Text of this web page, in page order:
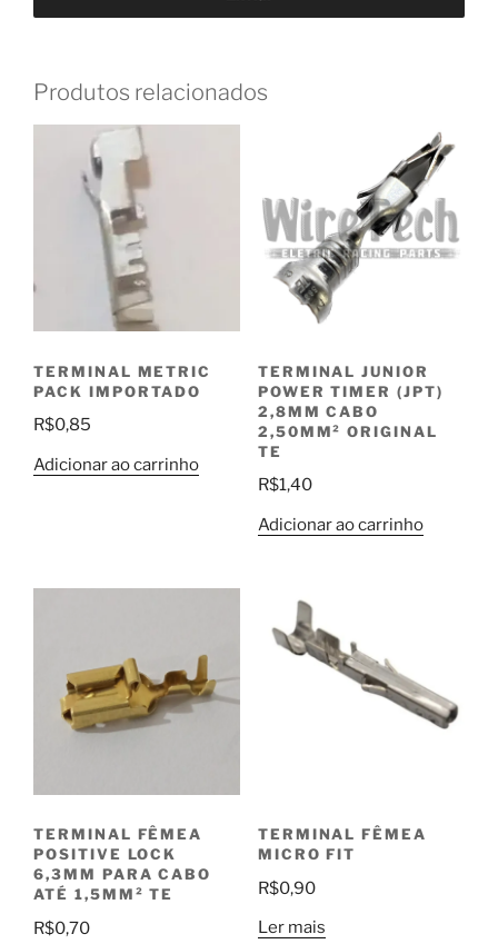
Produtos relacionados
TERMINAL METRIC
PACK IMPORTADO
R$0,85
Adicionar ao carrinho
TERMINAL JUNIOR
POWER TIMER (JPT)
2,8MM CABO
2,50MM² ORIGINAL
TE
R$1,40
Adicionar ao carrinho
TERMINAL FÊMEA
POSITIVE LOCK
6,3MM PARA CABO
ATÉ 1,5MM² TE
R$0,70
TERMINAL FÊMEA
MICRO FIT
R$0,90
Ler mais